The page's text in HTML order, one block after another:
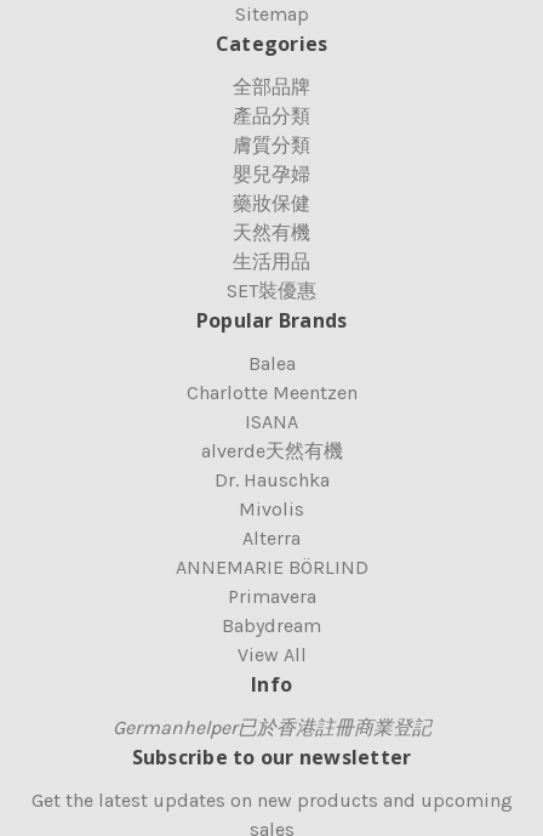
Sitemap
Categories
全部品牌
產品分類
膚質分類
嬰兒孕婦
藥妝保健
天然有機
生活用品
SET裝優惠
Popular Brands
Balea
Charlotte Meentzen
ISANA
alverde天然有機
Dr. Hauschka
Mivolis
Alterra
ANNEMARIE BÖRLIND
Primavera
Babydream
View All
Info
Germanhelper已於香港註冊商業登記
Subscribe to our newsletter
Get the latest updates on new products and upcoming
sales